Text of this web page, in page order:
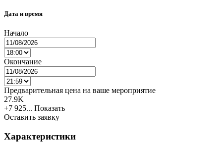
Дата и время
Начало
Окончание
Предварительная цена на ваше мероприятие
27.9K
+7 925... Показать
Оставить заявку
Характеристики